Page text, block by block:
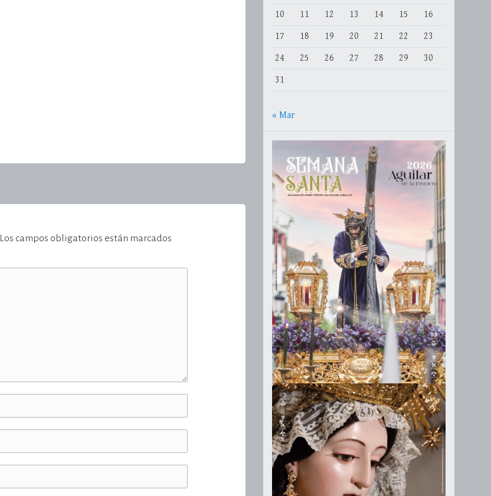
Los campos obligatorios están marcados
10
11 12 13 14 15
16
17
18 19 20 21 22
23
24
25 26 27 28 29
30
31
« Mar